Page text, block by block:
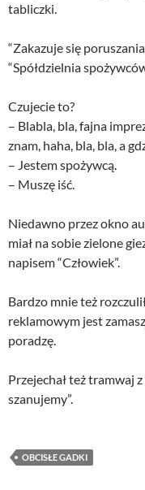
tabliczki.
“Zakazuje się
“Spółdzielnia
Czujecie to?
– Blabla, bla, fajna
znam, haha, bla, bla, a
– Jestem spożywcą.
– Muszę iść.
Niedawno przez okno
miał na sobie zielone
napisem “Człowiek”.
Bardzo mnie też
reklamowym jest
poradzę.
Przejechał też tramwaj
szanujemy”.
OBCISŁE GADKI